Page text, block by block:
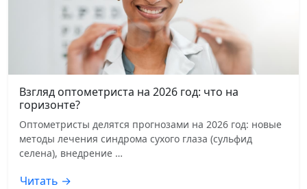
Взгляд оптометриста на 2026 год: что на
горизонте?
Оптометристы делятся прогнозами на 2026 год: новые
методы лечения синдрома сухого глаза (сульфид
селена), внедрение …
Читать →